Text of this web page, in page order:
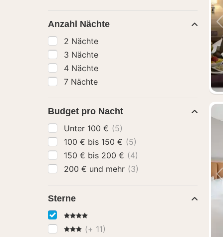
Anzahl Nächte
2 Nächte
3 Nächte
4 Nächte
7 Nächte
Budget pro Nacht
Unter 100 € (5)
100 € bis 150 € (5)
150 € bis 200 € (4)
200 € und mehr (3)
Sterne
4 Sterne
3 Sterne(+ 11)